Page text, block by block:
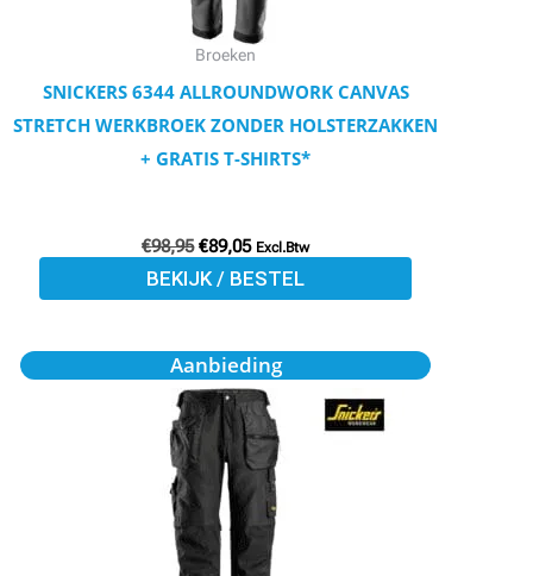
Broeken
SNICKERS 6344 ALLROUNDWORK CANVAS
STRETCH WERKBROEK ZONDER HOLSTERZAKKEN
+ GRATIS T-SHIRTS*
€98,95 €89,05 Excl.Btw
BEKIJK / BESTEL
gekozen
worden
op
de
productpagina
Aanbieding
Oorspronkelijke
prijs
was:
€112,50.
Huidige
prijs
is:
€101,25.
Dit
product
heeft
meerdere
variaties.
Deze
optie